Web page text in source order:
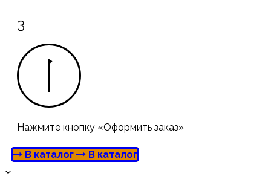
3
Нажмите кнопку «Оформить заказ»
В каталог В каталог